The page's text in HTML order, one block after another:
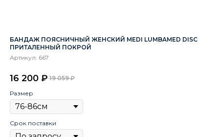
БАНДАЖ ПОЯСНИЧНЫЙ ЖЕНСКИЙ MEDI LUMBAMED DISC
ПРИТАЛЕННЫЙ ПОКРОЙ
Артикул: 667
16 200 ₽ 19 059 ₽
Размер
Срок поставки